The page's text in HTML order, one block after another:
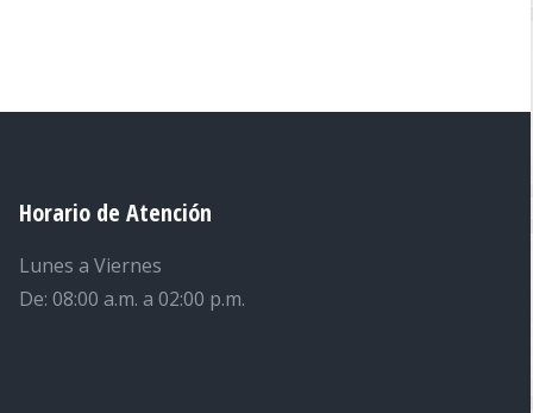
Horario de Atención
Lunes a Viernes
De: 08:00 a.m. a 02:00 p.m.